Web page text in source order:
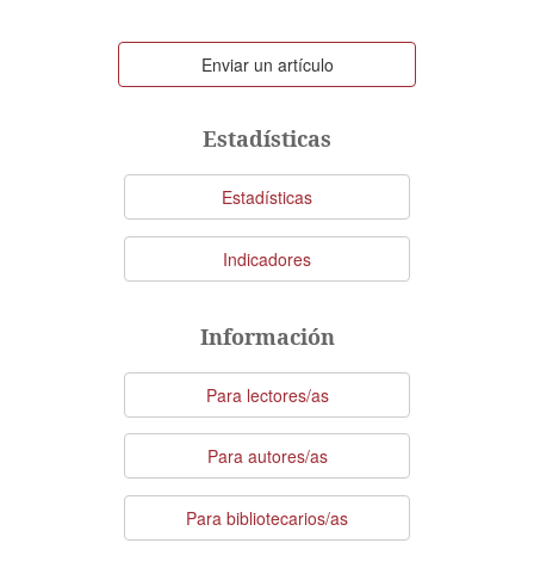
Enviar
un
artículo
Enviar un artículo
Estadísticas
Estadísticas
Indicadores
Información
Para lectores/as
Para autores/as
Para bibliotecarios/as